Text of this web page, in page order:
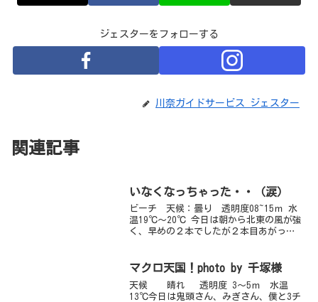
ジェスターをフォローする
川奈ガイドサービス ジェスター
関連記事
いなくなっちゃった・・（涙）
ビーチ 天候：曇り 透明度08~15ｍ 水
温19℃～20℃ 今日は朝から北東の風が強
く、早めの２本でしたが２本目あがった
も見えてきましたよ。透明度は波があっ
マクロ天国！photo by 千塚様
天候 晴れ 透明度 3～5ｍ 水温
13℃今日は鬼頭さん、みぎさん、僕と3チ